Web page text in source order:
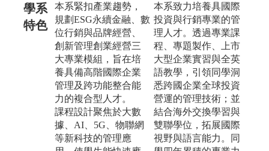
學系
特色
本系緊扣產業趨勢，
規劃ESG永續金融、數
位行銷與品牌經營、
創新管理創業經營三
大專業模組，旨在培
養具備高階國際企業
管理及跨功能整合能
力的複合型人才。
課程設計聚焦於大數
據、AI、5G、物聯網
等新科技的管理應
本系致力培養具國際
投資與行銷專業的管
理人才。透過專業課
程、專題製作、上市
大型企業實習與全英
語教學，引領同學洞
悉跨國企業全球投資
營運的管理技術；並
結合海外交換學習與
雙聯學位，拓展國際
視野與語言能力。同